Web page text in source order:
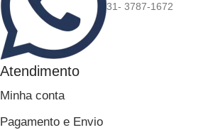
31- 3787-1672
Atendimento
Minha conta
Pagamento e Envio